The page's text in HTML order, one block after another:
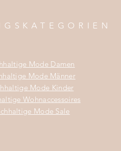
Mode Damen
Mode Männer
Mode Kinder
Wohnaccessoires
Mode Sale